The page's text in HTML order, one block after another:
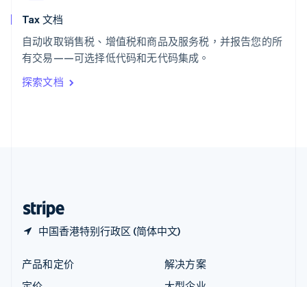
Tax 文档
自动收取销售税、增值税和商品及服务税，并报告您的所
有交易——可选择低代码和无代码集成。
探索文档
中国香港特别行政区 (简体中文)
匈牙利
意大利
ItalianoEnglish
印度
English
产品和定价
解决方案